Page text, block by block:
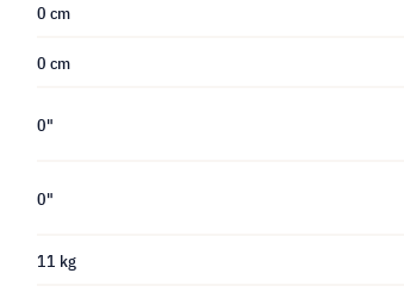
0 cm
0 cm
0"
0"
11 kg